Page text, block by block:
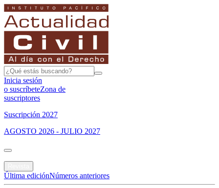
Inicia sesión
o suscríbeteZona de
suscriptores
Suscripción 2027
AGOSTO 2026 - JULIO 2027
Última ediciónNúmeros anteriores